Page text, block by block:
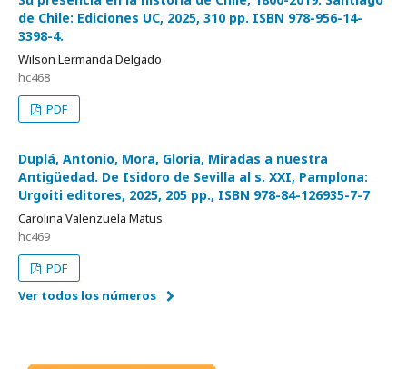
de Chile: Ediciones UC, 2025, 310 pp. ISBN 978-956-14-
3398-4.
Wilson Lermanda Delgado
hc468
PDF
Duplá, Antonio, Mora, Gloria, Miradas a nuestra
Antigüedad. De Isidoro de Sevilla al s. XXI, Pamplona:
Urgoiti editores, 2025, 205 pp., ISBN 978-84-126935-7-7
Carolina Valenzuela Matus
hc469
PDF
Ver todos los números